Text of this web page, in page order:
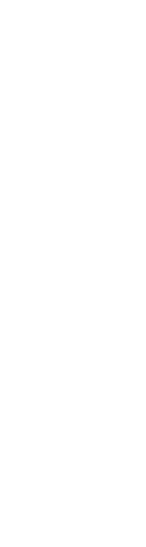
das Land und